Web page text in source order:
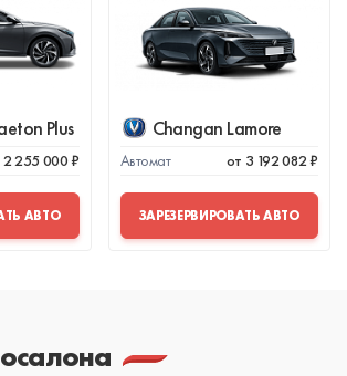
Plus
2 255 000 ₽
АВТО
Changan Lamore
Автомат от 3 192 082 ₽
ЗАРЕЗЕРВИРОВАТЬ АВТО